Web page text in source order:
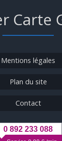
Carte
Mentions légales
Plan du site
Contact
0 892 233 088